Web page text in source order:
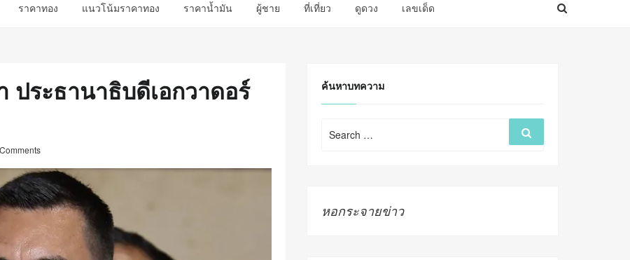
ราคาทอง แนวโน้มราคาทอง ราคาน้ำมัน ผู้ชาย ที่เที่ยว ดูดวง เลขเด็ด
ประธานาธิบดีเอกวาดอร์
ค้นหาบทความ
for:
Search
หอกระจายข่าว